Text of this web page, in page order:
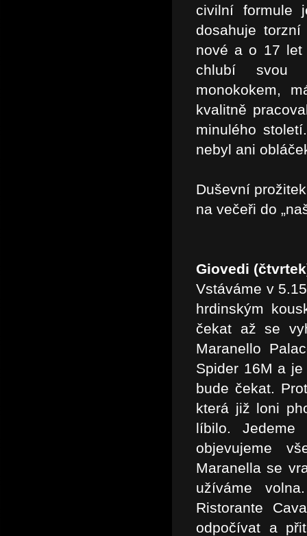
civilní formule
dosahuje
nové a o 17 let
chlubí svou
monokokem,
kvalitně
minulého
nebyl ani
Duševní
na večeři do
Giovedi
Vstáváme v
hrdinským
čekat až se
Maranello
Spider 16M a
bude čekat.
která již loni
líbilo. Jedeme
objevujeme
Maranella se
užíváme
Ristorante
odpočívat a